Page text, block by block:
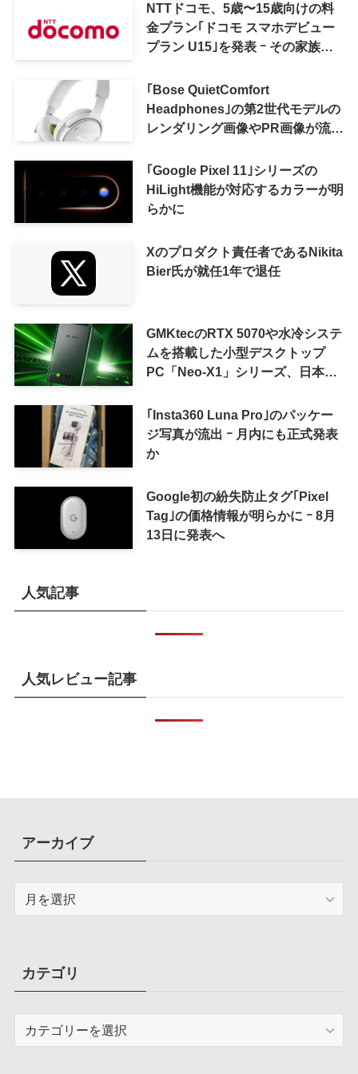
NTTドコモ、5歳〜15歳向けの料
金プラン｢ドコモ スマホデビュー
プラン U15｣を発表 ｰ その家族が
｢Bose QuietComfort
Headphones｣の第2世代モデルの
レンダリング画像やPR画像が流出
｢Google Pixel 11｣シリーズの
HiLight機能が対応するカラーが明
らかに
Xのプロダクト責任者であるNikita
Bier氏が就任1年で退任
GMKtecのRTX 5070や水冷システ
ムを搭載した小型デスクトップ
PC「Neo-X1」シリーズ、日本で
｢Insta360 Luna Pro｣のパッケー
ジ写真が流出 ｰ 月内にも正式発表
か
Google初の紛失防止タグ｢Pixel
Tag｣の価格情報が明らかに ｰ 8月
13日に発表へ
人気記事
人気レビュー記事
アーカイブ
ブカテゴリ